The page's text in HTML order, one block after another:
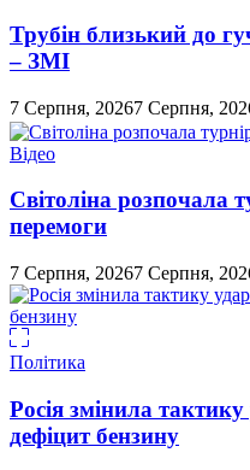
Трубін близький до
– ЗМІ
7 Серпня, 20267 Серпня,
Відео
Світоліна розпочала
перемоги
7 Серпня, 20267 Серпня,
Політика
Росія змінила
дефіцит бензину